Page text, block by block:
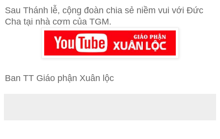
Sau Thánh lễ, cộng đoàn chia sẻ niềm vui với Đức
Cha tại nhà cơm của TGM.
Ban TT Giáo phận Xuân lộc